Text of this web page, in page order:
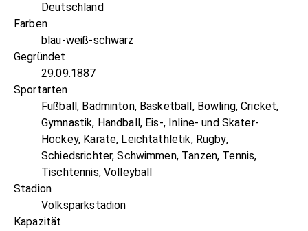
Deutschland
Farben
blau-weiß-schwarz
Gegründet
29.09.1887
Sportarten
Fußball, Badminton, Basketball, Bowling, Cricket,
Gymnastik, Handball, Eis-, Inline- und Skater-
Hockey, Karate, Leichtathletik, Rugby,
Schiedsrichter, Schwimmen, Tanzen, Tennis,
Tischtennis, Volleyball
Stadion
Volksparkstadion
Kapazität